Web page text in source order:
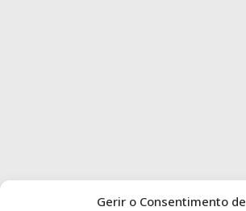
Gerir o Consentimento de